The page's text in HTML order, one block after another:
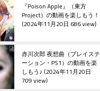
『Poison Apple』（東方
Project）の動画を楽しもう！
2024年11月20日 686 view
赤川次郎 夜想曲（プレイステ
ーション・PS1）の動画を楽
しもう♪ 2024年11月20日
709 view